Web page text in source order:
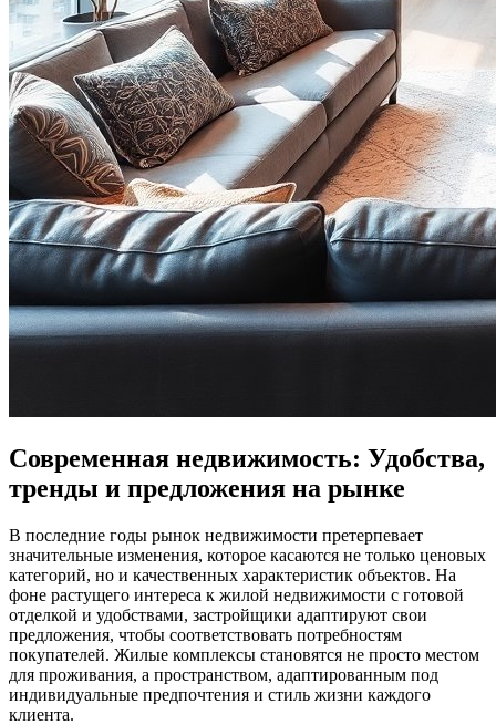
Современная недвижимость: Удобства,
тренды и предложения на рынке
В последние годы рынок недвижимости претерпевает
значительные изменения, которое касаются не только ценовых
категорий, но и качественных характеристик объектов. На
фоне растущего интереса к жилой недвижимости с готовой
отделкой и удобствами, застройщики адаптируют свои
предложения, чтобы соответствовать потребностям
покупателей. Жилые комплексы становятся не просто местом
для проживания, а пространством, адаптированным под
индивидуальные предпочтения и стиль жизни каждого
клиента.